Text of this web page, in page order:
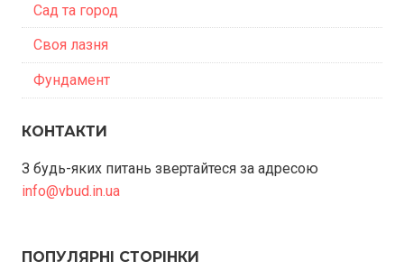
Сад та город
Своя лазня
Фундамент
КОНТАКТИ
З будь-яких питань звертайтеся за адресою
info@vbud.in.ua
ПОПУЛЯРНІ СТОРІНКИ